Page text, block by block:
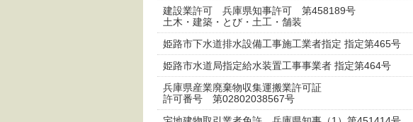
建設業許可 兵庫県知事許可 第458189号
土木・建築・とび・土工・舗装
姫路市下水道排水設備工事施工業者指定 指定第465号
姫路市水道局指定給水装置工事事業者 指定第464号
兵庫県産業廃棄物収集運搬業許可証
許可番号 第02802038567号